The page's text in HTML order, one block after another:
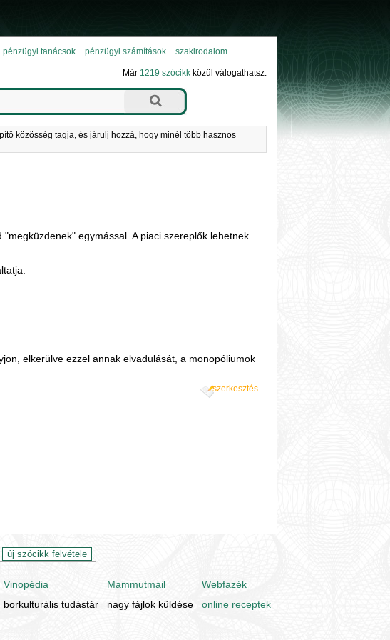
pénzügyi tanácsok pénzügyi számítások
szakirodalom
Már 1219 szócikkközül válogathatsz.
közösség tagja, és járulj hozzá, hogy minél több hasznos
egymással. A piaci szereplők lehetnek
elkerülve ezzel annak elvadulását, a monopóliumok
szerkesztés
Vinopédia Mammutmail
Webfazék
borkulturális tudástár nagy fájlok küldése online receptek